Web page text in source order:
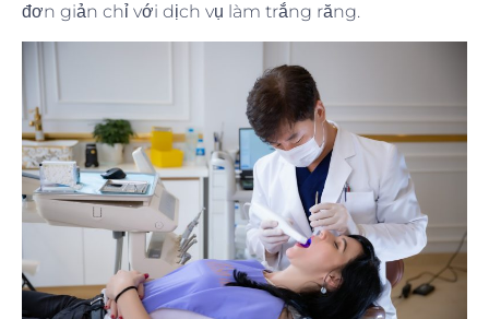
đơn giản chỉ với dịch vụ làm trắng răng.